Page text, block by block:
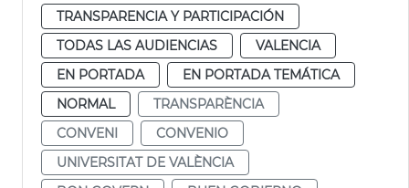
TRANSPARENCIA Y PARTICIPACIÓN
TODAS LAS AUDIENCIAS
VALENCIA
EN PORTADA
EN PORTADA TEMÁTICA
NORMAL
TRANSPARÈNCIA
CONVENI
CONVENIO
UNIVERSITAT DE VALÈNCIA